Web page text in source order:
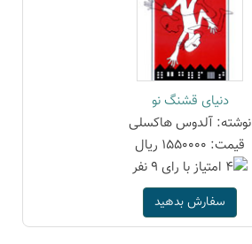
دنیای قشنگ نو
نوشته: آلدوس هاکسلی
قیمت: 1550000 ریال
سفارش بدهید